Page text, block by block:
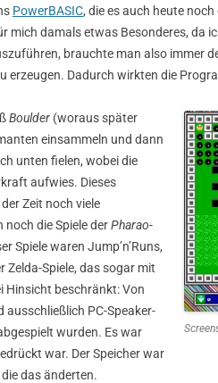
PowerBASIC, die es auch heute
damals etwas Besonderes, da
brauchte man also immer
Dadurch wirkten die
Boulder (woraus später
einsammeln und dann
unten fielen, wobei die
aufwies. Dieses
Zeit noch viele
die Spiele derPharao-
Spiele waren Jump’n’Runs,
Zelda-Spiele, das sogar mit
Hinsicht beschränkt: Von
PC-Speaker-
wurden. Es war
war. Der Speicher war
das änderten.